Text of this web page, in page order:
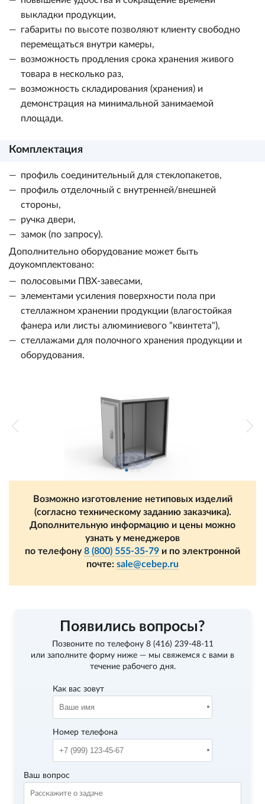
выкладки продукции,
габариты по высоте позволяют клиенту свободно
перемещаться внутри камеры,
возможность продления срока хранения живого
товара в несколько раз,
возможность складирования (хранения) и
демонстрация на минимальной занимаемой
площади.
Комплектация
профиль соединительный для стеклопакетов,
профиль отделочный с внутренней/внешней
стороны,
ручка двери,
замок (по запросу).
Дополнительно оборудование может быть
доукомплектовано:
полосовыми ПВХ-завесами,
элементами усиления поверхности пола при
стеллажном хранении продукции (влагостойкая
фанера или листы алюминиевого "квинтета"),
стеллажами для полочного хранения продукции и
оборудования.
Возможно изготовление нетиповых изделий
(согласно техническому заданию заказчика).
Дополнительную информацию и цены можно
узнать у менеджеров
по телефону8 (800) 555-35-79 и по электронной
почте: sale@cebep.ru
Появились вопросы?
Позвоните по телефону 8 (416) 239-48-11
или заполните форму ниже — мы свяжемся с вами в
течение рабочего дня.
Как вас зовут
Номер телефона
Ваш вопрос